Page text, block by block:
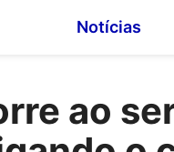
Notícias
ao